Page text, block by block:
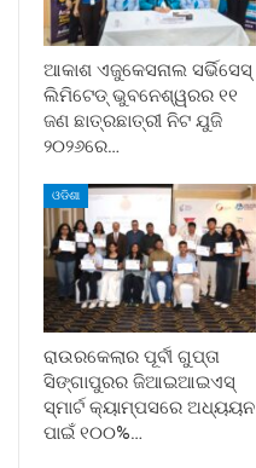
ଆକାଶ ଏଜୁକେସନାଲ ସର୍ଭିସେସ୍
ଲିମିଟେଡ୍ ଭୁବନେଶ୍ୱରର ୧୧
ଜଣ ଛାତ୍ରଛାତ୍ରୀ ନିଟ ଯୁଜି
୨୦୨୬ରେ…
ଓଡିଶା
ରାଉରକେଲାର ପୂର୍ବୀ ଗୁପ୍ତା
ସିଙ୍ଗାପୁରର ଜିଆଇଆଇଏସ୍
ସ୍ମାର୍ଟ କ୍ୟାମ୍ପସରେ ଅଧ୍ୟୟନ
ପାଇଁ ୧୦୦%…